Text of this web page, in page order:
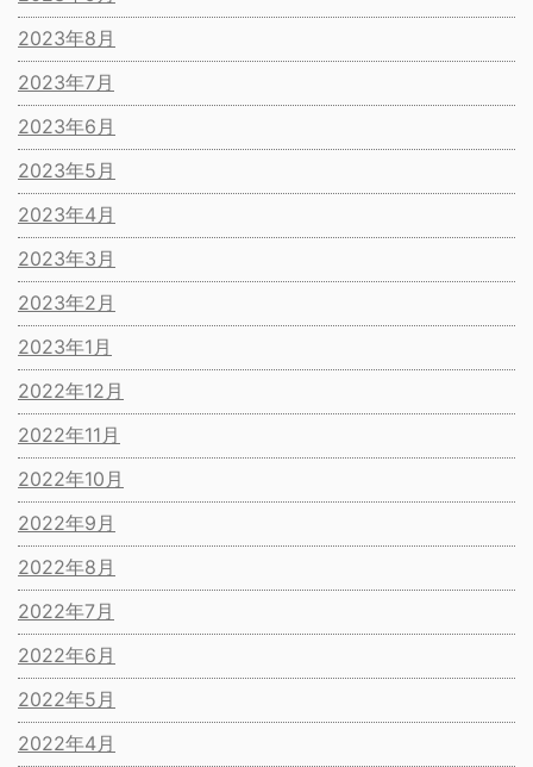
2023年8月
2023年7月
2023年6月
2023年5月
2023年4月
2023年3月
2023年2月
2023年1月
2022年12月
2022年11月
2022年10月
2022年9月
2022年8月
2022年7月
2022年6月
2022年5月
2022年4月